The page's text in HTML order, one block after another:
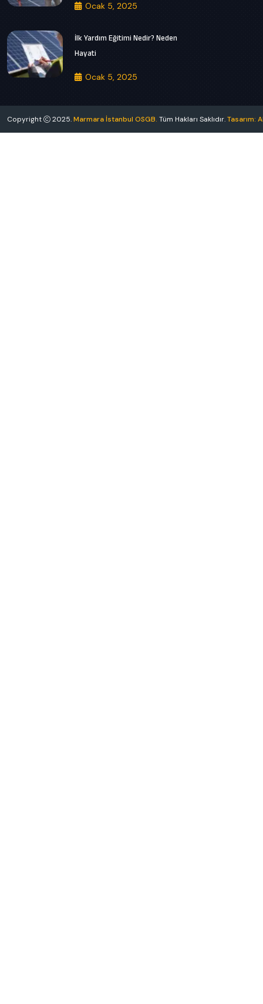
Ocak 5, 2025
İlk Yardım Eğitimi Nedir? Neden
Hayati
Ocak 5, 2025
Copyright 2025.Marmara İstanbul OSGB. Tüm Hakları Saklıdır.Tasarım: